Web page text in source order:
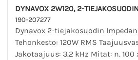
DYNAVOX 2W120, 2-TIEJAKOSUODIN
190-207277
Dynavox 2-tiejakosuodin
Tehonkesto: 120W RMS
Jakotaajuus: 3.2 kHz Mitat: n. 100